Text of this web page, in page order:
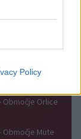
Policy
Območje
Območje Orlice
Območje Mute